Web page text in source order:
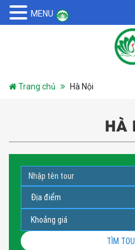
Trang chủ Hà Nội
HÀ
TÌM
MENU